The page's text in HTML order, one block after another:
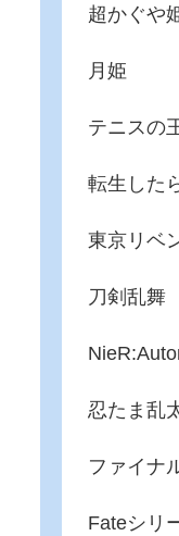
超かぐや
月姫
テニスの
転生した
東京リベ
刀剣乱舞
忍たま乱
ファイナ
Fateシリ